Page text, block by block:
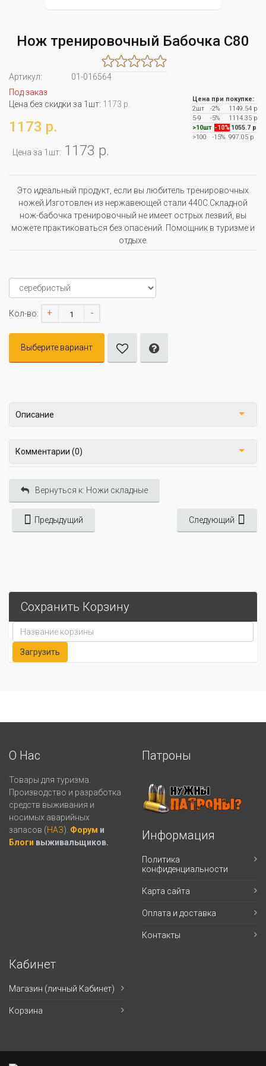
Нож тренировочный Бабочка C80
Артикул:
01-016564
Под заказ
Цена без скидки за 1шт: 1173 р.
1173 р.
Цена за 1шт: 1173 р.
Цена при покупке:
2шт
-2%
1149.54 р
5-9
-5%
1114.35 р
>10шт -10% 1055.7 р
>100
-15% 997.05 р
Это идеальный продукт, если вы любитель тренировочных
ножей.Изготовлен из нержавеющей стали 440C.Складной
нож-бабочка тренировочный не имеет острых лезвий, вы
можете практиковаться без опасений. Помощник в туризме и
отдыхе.
Кол-во: + -
Выберите вариант
Описание
Комментарии (0)
Вернуться к: Ножи складные
Предыдущий Следующий
Сохранить Корзину
О Нас
Товары для туризма.
Производство и разработка
средств выживания и
носимых аварийных
запасов (НАЗ). Форум и
Блоги выживальщиков.
Патроны
Информация
Политика
конфиденциальности
Карта сайта
Оплата и доставка
Контакты
Кабинет
Магазин (личный Кабинет)
Корзина